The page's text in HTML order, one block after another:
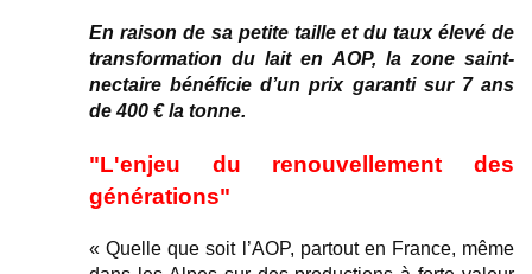
En raison de sa petite taille et du taux élevé de
transformation du lait en AOP, la zone saint-
nectaire bénéficie d’un prix garanti sur 7 ans
de 400 € la tonne.
"L'enjeu du renouvellement des
générations"
« Quelle que soit l’AOP, partout en France, même